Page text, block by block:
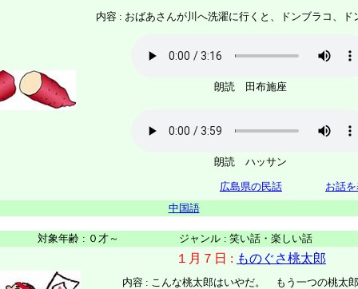
内容 : おばあさんが川へ洗濯に行くと、ドンブラコ、ド
朗読 田布施座
朗読 ハッサン
広島県の民話
お話
中国語
対象年齢 : ０才～ ジャンル : 笑い話・楽しい話
１月７日 : ものぐさ桃太郎
内容 : こんな桃太郎はいやだ。 もう一つの桃太郎